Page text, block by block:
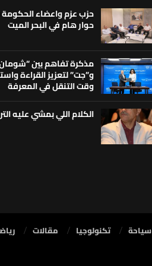
حزب عزم واعضاء
حوار هام في البحر الميت
مذكرة تفاهم بين
و”جت” لتعزيز القراءة
وقت التنقل في المعرفة
الكلام اللي بمشي عليه
سياحة تكنولوجيا مقالات